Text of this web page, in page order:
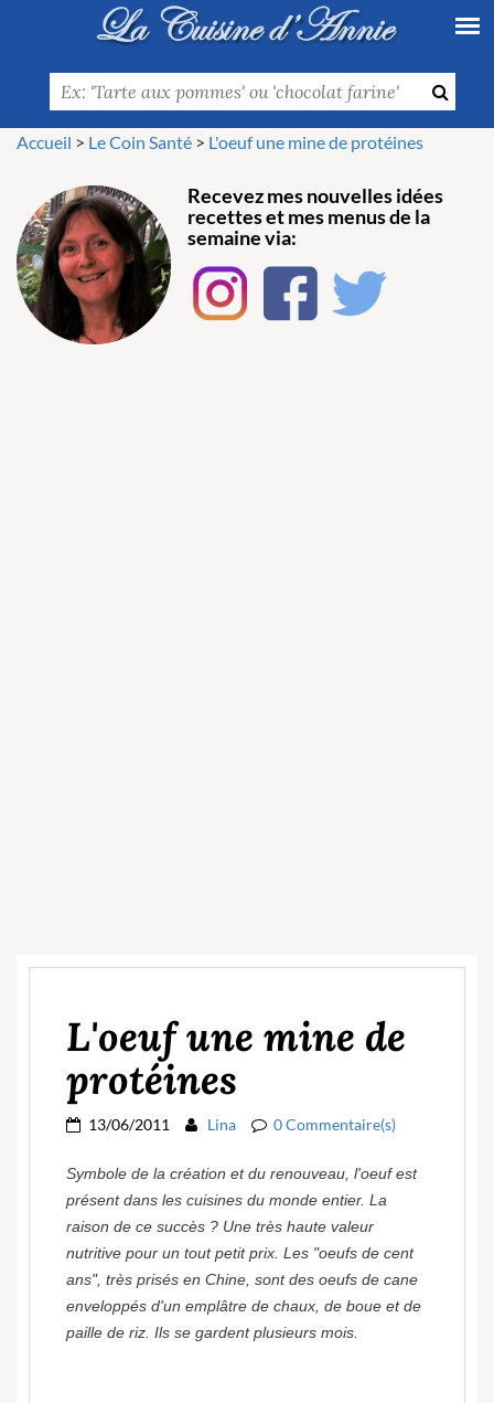
Accueil > Le Coin Santé > L'oeuf une mine de protéines
Recevez mes nouvelles idées
recettes et mes menus de la
semaine via:
L'oeuf une mine de
protéines
13/06/2011 Lina 0 Commentaire(s)
Symbole de la création et du renouveau, l'oeuf est
présent dans les cuisines du monde entier. La
raison de ce succès ? Une très haute valeur
nutritive pour un tout petit prix. Les "oeufs de cent
ans", très prisés en Chine, sont des oeufs de cane
enveloppés d'un emplâtre de chaux, de boue et de
paille de riz. Ils se gardent plusieurs mois.